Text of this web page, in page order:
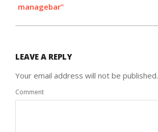
managebar”
LEAVE A REPLY
Your email address will not be published.
Comment